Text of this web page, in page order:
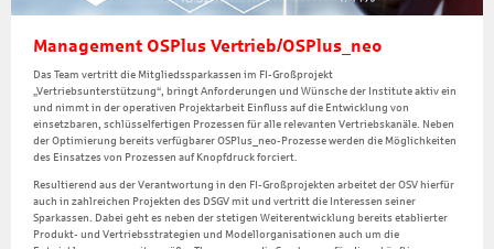
Management OSPlus Vertrieb/OSPlus_neo
Das Team vertritt die Mitgliedssparkassen im FI-Großprojekt
„Vertriebsunterstützung“, bringt Anforderungen und Wünsche der Institute aktiv ein
und nimmt in der operativen Projektarbeit Einfluss auf die Entwicklung von
einsetzbaren, schlüsselfertigen Prozessen für alle relevanten Vertriebskanäle. Neben
der Optimierung bereits verfügbarer OSPlus_neo-Prozesse werden die Möglichkeiten
des Einsatzes von Prozessen auf Knopfdruck forciert.
Resultierend aus der Verantwortung in den FI-Großprojekten arbeitet der OSV hierfür
auch in zahlreichen Projekten des DSGV mit und vertritt die Interessen seiner
Sparkassen. Dabei geht es neben der stetigen Weiterentwicklung bereits etablierter
Produkt- und Vertriebsstrategien und Modellorganisationen auch um die